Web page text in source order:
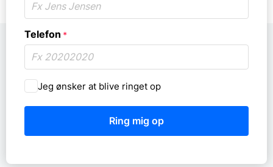
Telefon *
Må
vi
ringe
Jeg ønsker at blive ringet op